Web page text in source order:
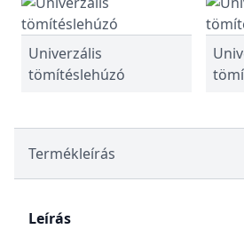
Univerzális
tömítéslehúzó
Termékleírás
Leírás